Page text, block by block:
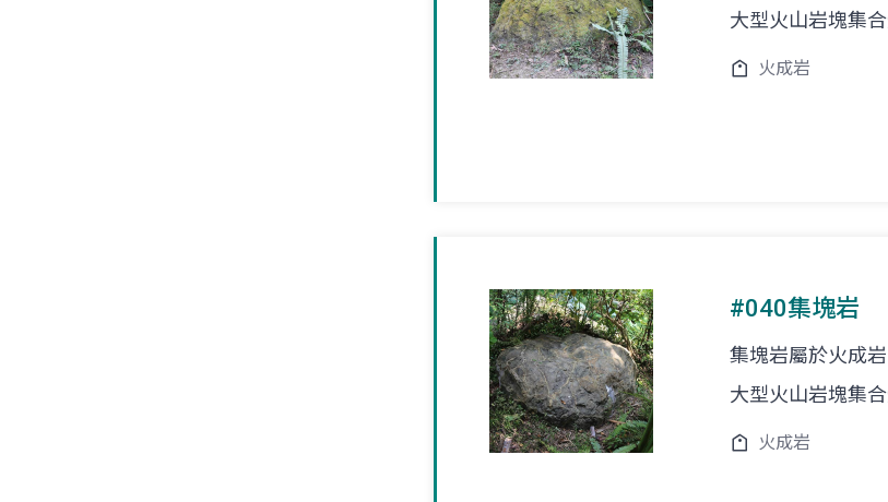
大型火山岩塊集合
火成岩
#040集塊岩
集塊岩屬於火成
大型火山岩塊集合
火成岩